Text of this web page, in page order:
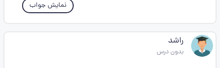
نمایش جواب
راشد
بدون درس